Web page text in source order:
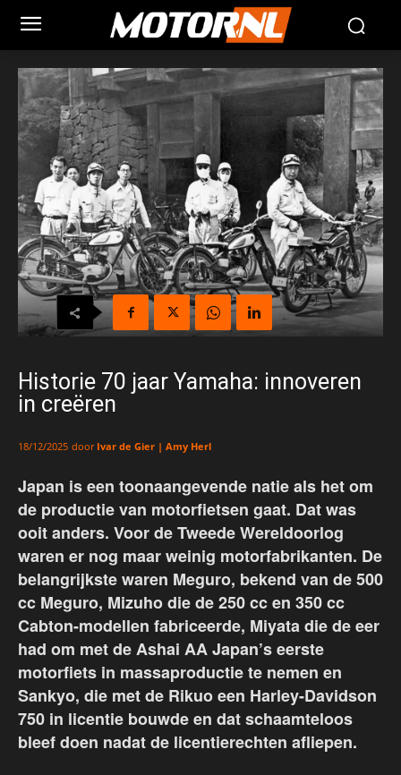
Historie 70 jaar Yamaha: innoveren
in creëren
18/12/2025 door Ivar de Gier | Amy Herl
Japan is een toonaangevende natie als het om
de productie van motorfietsen gaat. Dat was
ooit anders. Voor de Tweede Wereldoorlog
waren er nog maar weinig motorfabrikanten. De
belangrijkste waren Meguro, bekend van de 500
cc Meguro, Mizuho die de 250 cc en 350 cc
Cabton-modellen fabriceerde, Miyata die de eer
had om met de Ashai AA Japan’s eerste
motorfiets in massaproductie te nemen en
Sankyo, die met de Rikuo een Harley-Davidson
750 in licentie bouwde en dat schaamteloos
bleef doen nadat de licentierechten afliepen.